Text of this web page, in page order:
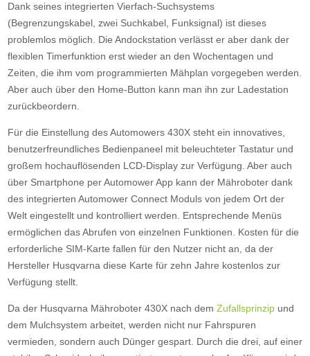
Dank seines integrierten Vierfach-Suchsystems
(Begrenzungskabel, zwei Suchkabel, Funksignal) ist dieses
problemlos möglich. Die Andockstation verlässt er aber dank der
flexiblen Timerfunktion erst wieder an den Wochentagen und
Zeiten, die ihm vom programmierten Mähplan vorgegeben werden.
Aber auch über den Home-Button kann man ihn zur Ladestation
zurückbeordern.
Für die Einstellung des Automowers 430X steht ein innovatives,
benutzerfreundliches Bedienpaneel mit beleuchteter Tastatur und
großem hochauflösenden LCD-Display zur Verfügung. Aber auch
über Smartphone per Automower App kann der Mähroboter dank
des integrierten Automower Connect Moduls von jedem Ort der
Welt eingestellt und kontrolliert werden. Entsprechende Menüs
ermöglichen das Abrufen von einzelnen Funktionen. Kosten für die
erforderliche SIM-Karte fallen für den Nutzer nicht an, da der
Hersteller Husqvarna diese Karte für zehn Jahre kostenlos zur
Verfügung stellt.
Da der Husqvarna Mähroboter 430X nach dem Zufallsprinzipund
dem Mulchsystem arbeitet, werden nicht nur Fahrspuren
vermieden, sondern auch Dünger gespart. Durch die drei, auf einer